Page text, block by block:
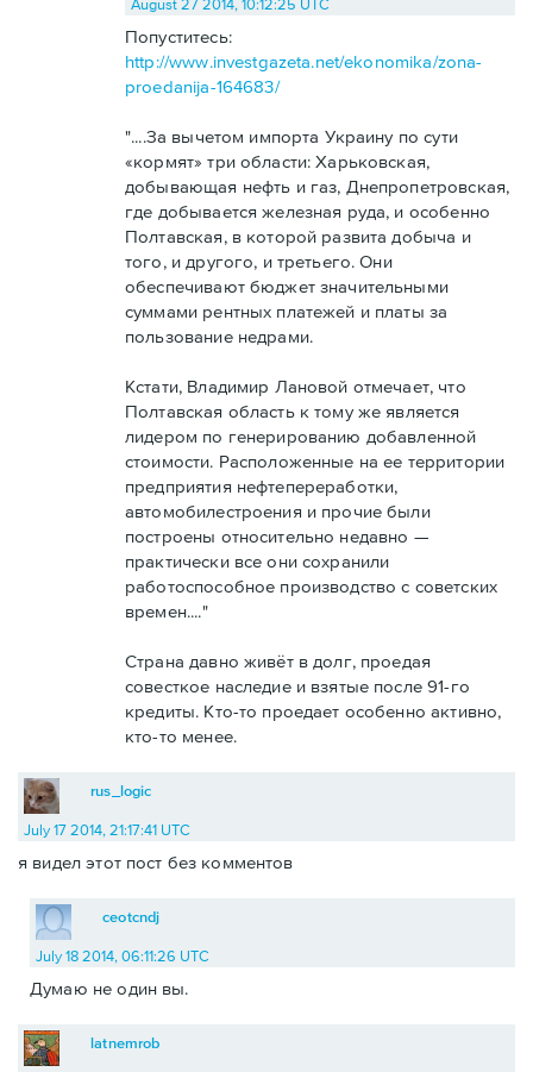
August 27 2014, 10:12:25 UTC
Попуститесь:
http://www.investgazeta.net/ekonomika/zona-
proedanija-164683/
"....За вычетом импорта Украину по сути
«кормят» три области: Харьковская,
добывающая нефть и газ, Днепропетровская,
где добывается железная руда, и особенно
Полтавская, в которой развита добыча и
того, и другого, и третьего. Они
обеспечивают бюджет значительными
суммами рентных платежей и платы за
пользование недрами.
Кстати, Владимир Лановой отмечает, что
Полтавская область к тому же является
лидером по генерированию добавленной
стоимости. Расположенные на ее территории
предприятия нефтепереработки,
автомобилестроения и прочие были
построены относительно недавно —
практически все они сохранили
работоспособное производство с советских
времен...."
Страна давно живёт в долг, проедая
совесткое наследие и взятые после 91-го
кредиты. Кто-то проедает особенно активно,
кто-то менее.
rus_logic
July 17 2014, 21:17:41 UTC
я видел этот пост без комментов
ceotcndj
July 18 2014, 06:11:26 UTC
Думаю не один вы.
latnemrob